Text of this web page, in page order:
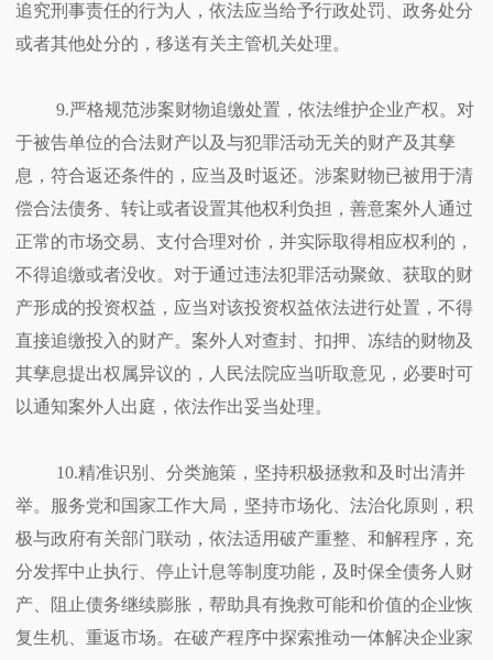
追究刑事责任的行为人，依法应当给予行政处罚、政务处分
或者其他处分的，移送有关主管机关处理。
9.严格规范涉案财物追缴处置，依法维护企业产权。对
于被告单位的合法财产以及与犯罪活动无关的财产及其孳
息，符合返还条件的，应当及时返还。涉案财物已被用于清
偿合法债务、转让或者设置其他权利负担，善意案外人通过
正常的市场交易、支付合理对价，并实际取得相应权利的，
不得追缴或者没收。对于通过违法犯罪活动聚敛、获取的财
产形成的投资权益，应当对该投资权益依法进行处置，不得
直接追缴投入的财产。案外人对查封、扣押、冻结的财物及
其孳息提出权属异议的，人民法院应当听取意见，必要时可
以通知案外人出庭，依法作出妥当处理。
10.精准识别、分类施策，坚持积极拯救和及时出清并
举。服务党和国家工作大局，坚持市场化、法治化原则，积
极与政府有关部门联动，依法适用破产重整、和解程序，充
分发挥中止执行、停止计息等制度功能，及时保全债务人财
产、阻止债务继续膨胀，帮助具有挽救可能和价值的企业恢
复生机、重返市场。在破产程序中探索推动一体解决企业家